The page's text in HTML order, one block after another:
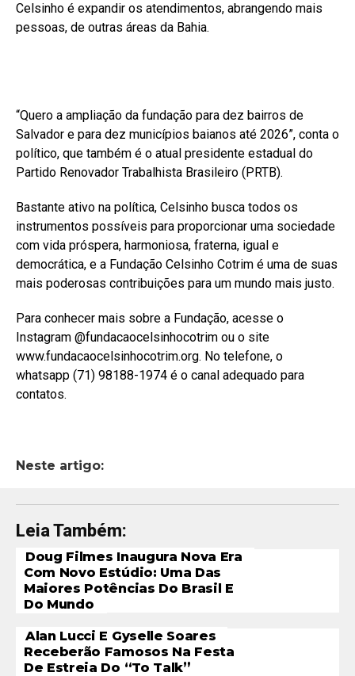
Celsinho é expandir os atendimentos, abrangendo mais
pessoas, de outras áreas da Bahia.
“Quero a ampliação da fundação para dez bairros de
Salvador e para dez municípios baianos até 2026”, conta o
político, que também é o atual presidente estadual do
Partido Renovador Trabalhista Brasileiro (PRTB).
Bastante ativo na política, Celsinho busca todos os
instrumentos possíveis para proporcionar uma sociedade
com vida próspera, harmoniosa, fraterna, igual e
democrática, e a Fundação Celsinho Cotrim é uma de suas
mais poderosas contribuições para um mundo mais justo.
Para conhecer mais sobre a Fundação, acesse o
Instagram @fundacaocelsinhocotrim ou o site
www.fundacaocelsinhocotrim.org. No telefone, o
whatsapp (71) 98188-1974 é o canal adequado para
contatos.
Neste artigo:
Leia Também:
Doug Filmes Inaugura Nova Era
Com Novo Estúdio: Uma Das
Maiores Potências Do Brasil E
Do Mundo
Alan Lucci E Gyselle Soares
Receberão Famosos Na Festa
De Estreia Do “To Talk”